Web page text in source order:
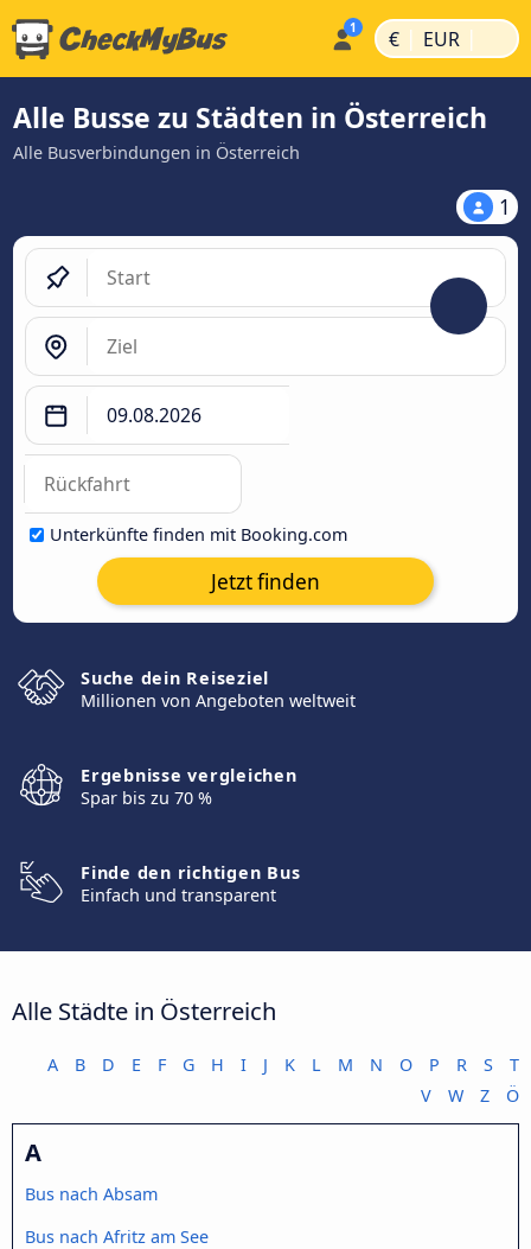
€ | EUR |
Alle Busse zu Städten in Österreich
Alle Busverbindungen in Österreich
1
Unterkünfte finden mit Booking.com
Jetzt finden
Suche dein Reiseziel
Millionen von Angeboten weltweit
Ergebnisse vergleichen
Spar bis zu 70 %
Finde den richtigen Bus
Einfach und transparent
Alle Städte in Österreich
A B D E F G H I J K L M N O P R S
T
V
W Z Ö
A
Bus nach Absam
Bus nach Afritz am See